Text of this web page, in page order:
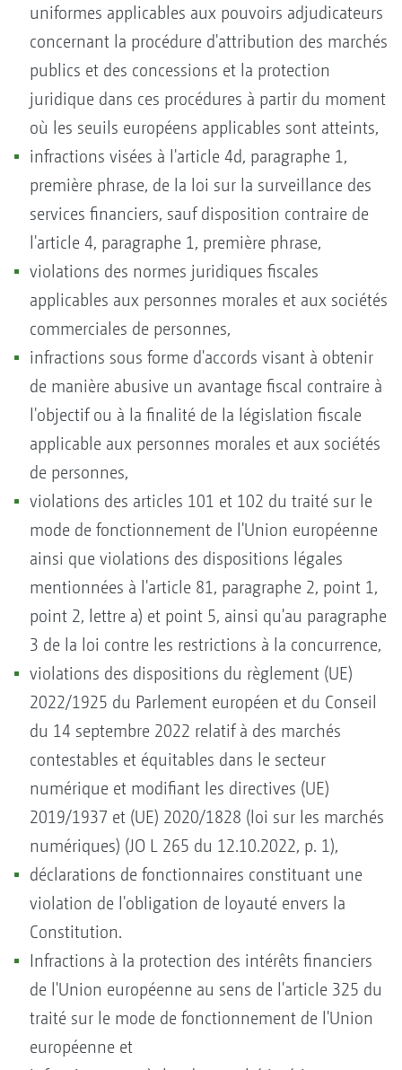
uniformes applicables aux pouvoirs adjudicateurs
concernant la procédure d'attribution des marchés
publics et des concessions et la protection
juridique dans ces procédures à partir du moment
où les seuils européens applicables sont atteints,
infractions visées à l'article 4d, paragraphe 1,
première phrase, de la loi sur la surveillance des
services financiers, sauf disposition contraire de
l'article 4, paragraphe 1, première phrase,
violations des normes juridiques fiscales
applicables aux personnes morales et aux sociétés
commerciales de personnes,
infractions sous forme d'accords visant à obtenir
de manière abusive un avantage fiscal contraire à
l'objectif ou à la finalité de la législation fiscale
applicable aux personnes morales et aux sociétés
de personnes,
violations des articles 101 et 102 du traité sur le
mode de fonctionnement de l'Union européenne
ainsi que violations des dispositions légales
mentionnées à l'article 81, paragraphe 2, point 1,
point 2, lettre a) et point 5, ainsi qu'au paragraphe
3 de la loi contre les restrictions à la concurrence,
violations des dispositions du règlement (UE)
2022/1925 du Parlement européen et du Conseil
du 14 septembre 2022 relatif à des marchés
contestables et équitables dans le secteur
numérique et modifiant les directives (UE)
2019/1937 et (UE) 2020/1828 (loi sur les marchés
numériques) (JO L 265 du 12.10.2022, p. 1),
déclarations de fonctionnaires constituant une
violation de l'obligation de loyauté envers la
Constitution.
Infractions à la protection des intérêts financiers
de l'Union européenne au sens de l'article 325 du
traité sur le mode de fonctionnement de l'Union
européenne et